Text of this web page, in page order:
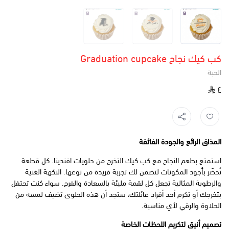
كب كيك نجاح Graduation cupcake
الحبة
٤
المذاق الرائع والجودة الفائقة
استمتع بطعم النجاح مع كب كيك التخرج من حلويات افندينا. كل قطعة
تُحضّر بأجود المكونات لتضمن لك تجربة فريدة من نوعها. النكهة الغنية
والرطوبة المثالية تجعل كل لقمة مليئة بالسعادة والفرح. سواء كنت تحتفل
بتخرجك أو تكرم أحد أفراد عائلتك، ستجد أن هذه الحلوى تضيف لمسة من
الحلاوة والرقي لأي مناسبة.
تصميم أنيق لتكريم اللحظات الخاصة